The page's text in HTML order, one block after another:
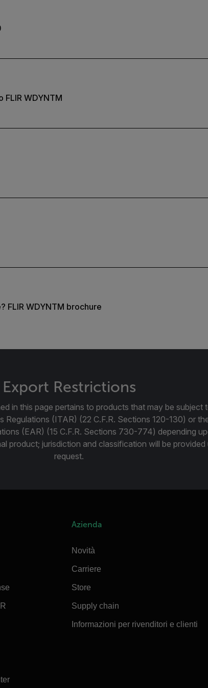
FLIR WDYNTM
FLIR WDYNTM brochure
Export Restrictions
in this page pertains to products that may be subject
Regulations (ITAR) (22 C.F.R. Sections 120-130) or
(EAR) (15 C.F.R. Sections 730-774) depending
product; jurisdiction and classification will be provided
request.
Azienda
Novità
Carriere
Store
Supply chain
Informazioni per rivenditori e clienti